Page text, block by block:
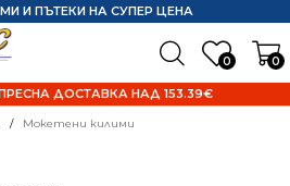
0 0
И ПЪТЕКИ НА СУПЕР ЦЕНА
ДОСТАВКА НАД 153.39€
Мокетени килими